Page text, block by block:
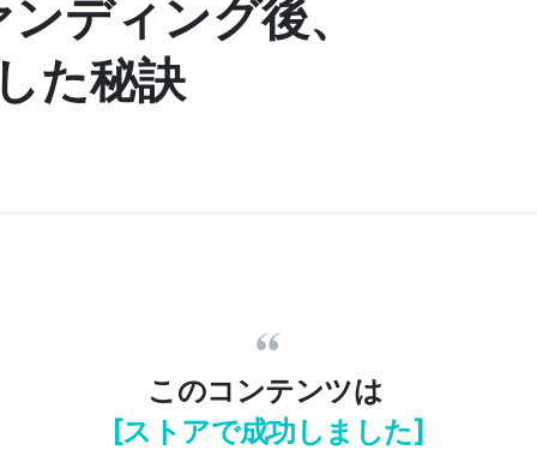
ディング後、
た秘訣
このコンテンツは
[ストアで成功しました]